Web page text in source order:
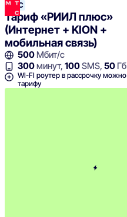
МТС
МТС
Тариф «РИИЛ плюс»
(Интернет + KION +
мобильная связь)
500 Мбит/с
300минут,100SMS,50 Гб
WI-FI роутер в рассрочку
тарифу